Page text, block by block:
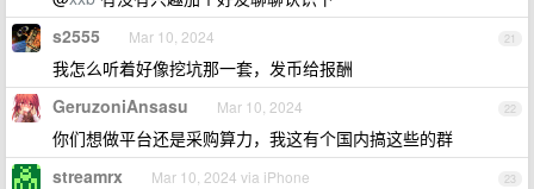
21
s2555 Mar 10, 2024
我怎么听着好像挖坑那一套，发币给报酬
22
GeruzoniAnsasu Mar 10, 2024
你们想做平台还是采购算力，我这有个国内搞这些的群
23
streamrx Mar 10, 2024 via iPhone